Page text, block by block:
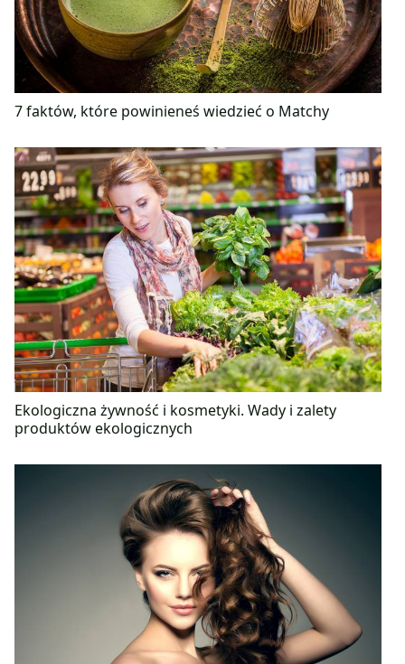
7 faktów, które powinieneś wiedzieć o Matchy
Ekologiczna żywność i kosmetyki. Wady i zalety
produktów ekologicznych